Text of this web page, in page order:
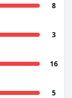
8
3
16
5